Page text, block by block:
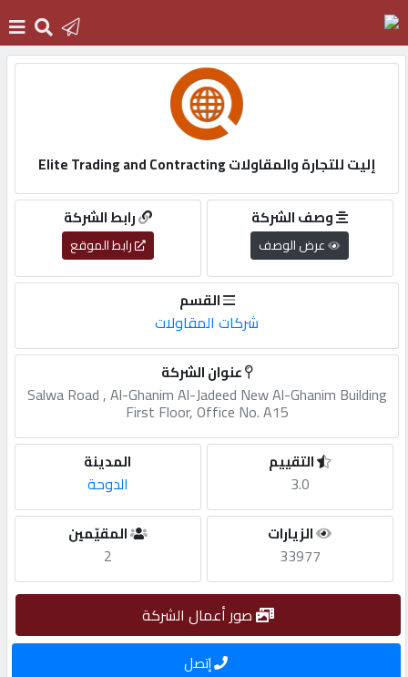
دخول
التسجيل
English
أضف
اعلانك
مطلوب
طلب
الاحصائيات
الأقسام
إليت للتجارة والمقاولات Elite Trading and Contracting
رابط الشركة
رابط الموقع
وصف الشركة
عرض الوصف
القسم
شركات المقاولات
عنوان الشركة
Salwa Road , Al-Ghanim Al-Jadeed New Al-Ghanim Building
First Floor, Office No. A15
المدينة
الدوحة
التقييم
3.0
المقيّمين
2
الزيارات
33977
صور أعمال الشركة
إتصل